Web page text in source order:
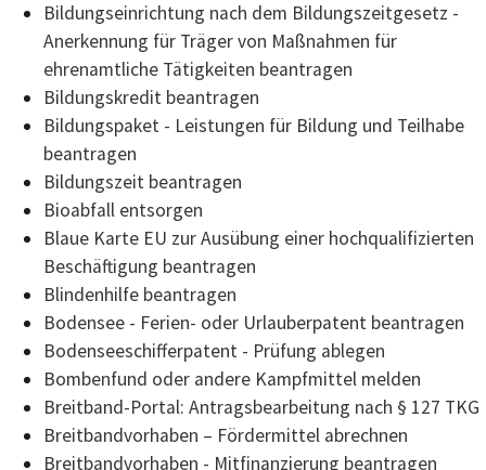
Bildungseinrichtung nach dem Bildungszeitgesetz -
Anerkennung für Träger von Maßnahmen für
ehrenamtliche Tätigkeiten beantragen
Bildungskredit beantragen
Bildungspaket - Leistungen für Bildung und Teilhabe
beantragen
Bildungszeit beantragen
Bioabfall entsorgen
Blaue Karte EU zur Ausübung einer hochqualifizierten
Beschäftigung beantragen
Blindenhilfe beantragen
Bodensee - Ferien- oder Urlauberpatent beantragen
Bodenseeschifferpatent - Prüfung ablegen
Bombenfund oder andere Kampfmittel melden
Breitband-Portal: Antragsbearbeitung nach § 127 TKG
Breitbandvorhaben – Fördermittel abrechnen
Breitbandvorhaben - Mitfinanzierung beantragen